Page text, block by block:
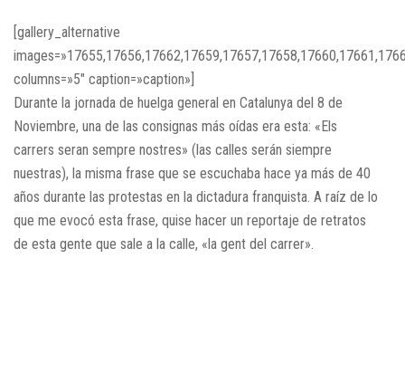
[gallery_alternative
columns=»5″ caption=»caption»]
Durante la jornada de huelga general en Catalunya del 8 de
Noviembre, una de las consignas más oídas era esta: «Els
carrers seran sempre nostres» (las calles serán siempre
nuestras), la misma frase que se escuchaba hace ya más de 40
años durante las protestas en la dictadura franquista. A raíz de lo
que me evocó esta frase, quise hacer un reportaje de retratos
de esta gente que sale a la calle, «la gent del carrer».